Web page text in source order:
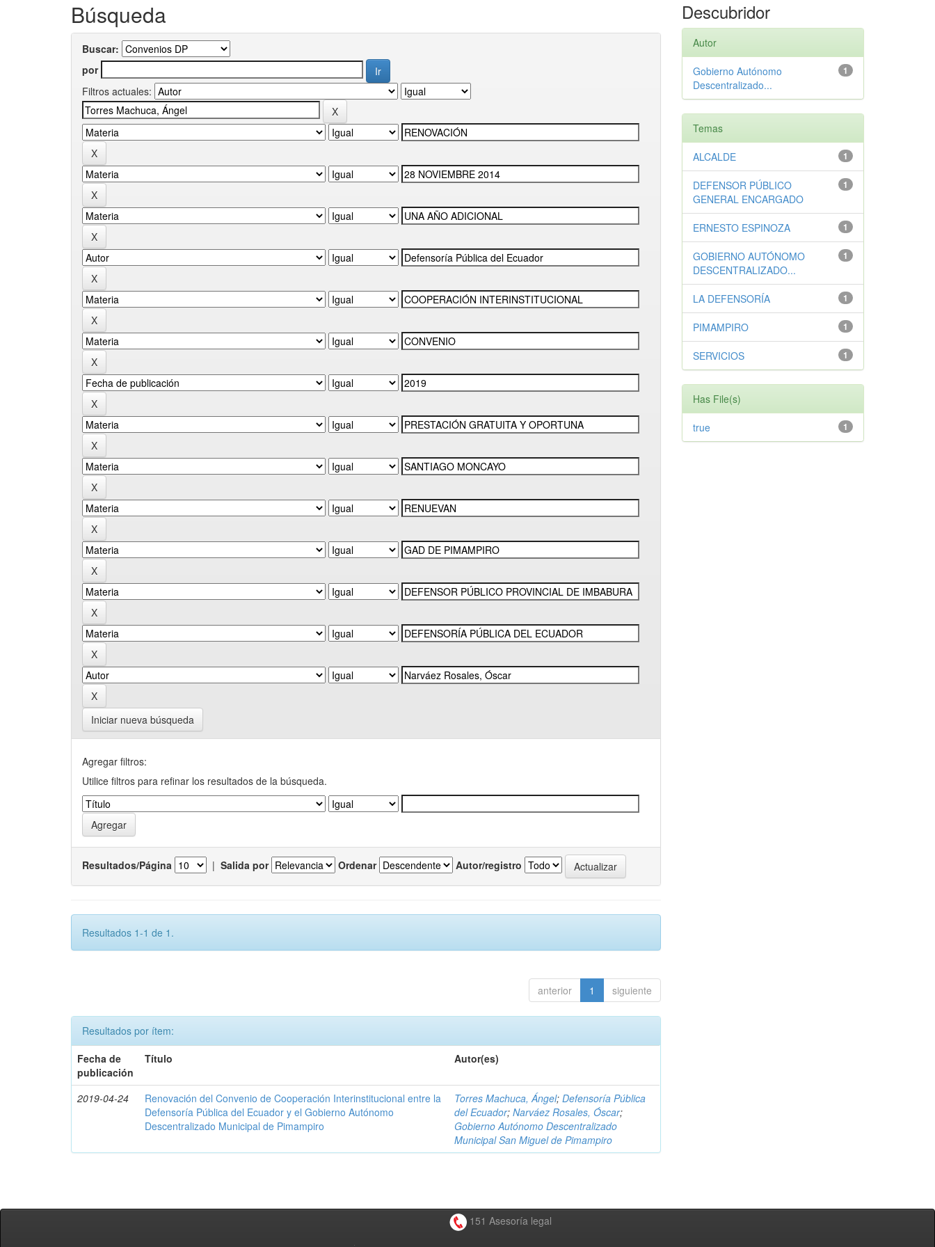
Búsqueda
Buscar:
por
Filtros actuales:
Iniciar nueva búsqueda
Agregar filtros:
Utilice filtros para refinar los resultados de la búsqueda.
Resultados/Página | Salida por Ordenar Autor/registro
Resultados 1-1 de 1.
anterior 1 siguiente
Resultados por ítem:
Fecha de
publicación
Título Autor(es)
2019-04-24
Renovación del Convenio de Cooperación Interinstitucional entre la
Defensoría Pública del Ecuador y el Gobierno Autónomo
Descentralizado Municipal de Pimampiro
Torres Machuca, Ángel;Defensoría Pública
del Ecuador;Narváez Rosales, Óscar;
Gobierno Autónomo Descentralizado
Municipal San Miguel de Pimampiro
Descubridor
Autor
1
Gobierno Autónomo
Descentralizado...
Temas
1
ALCALDE
1
DEFENSOR PÚBLICO
GENERAL ENCARGADO
1
ERNESTO ESPINOZA
1
GOBIERNO AUTÓNOMO
DESCENTRALIZADO...
1
LA DEFENSORÍA
1
PIMAMPIRO
1
SERVICIOS
Has File(s)
1
true
151 Asesoría legal